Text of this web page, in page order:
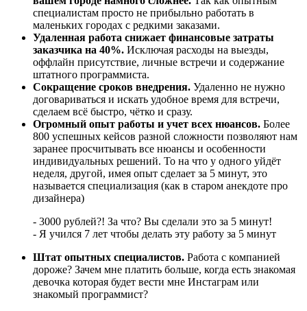
специалистам просто не прибыльно работать в
маленьких городах с редкими заказами.
Удаленная работа снижает финансовые затраты
заказчика на 40%. Исключая расходы на выезды,
оффлайн присутствие, личные встречи и содержание
штатного программиста.
Сокращение сроков внедрения. Удаленно не нужно
договариваться и искать удобное время для встречи,
сделаем всё быстро, чётко и сразу.
Огромный опыт работы и учет всех нюансов. Более
800 успешных кейсов разной сложности позволяют нам
заранее просчитывать все нюансы и особенности
индивидуальных решений. То на что у одного уйдёт
неделя, другой, имея опыт сделает за 5 минут, это
называется специализация (как в старом анекдоте про
дизайнера)
- 3000 рублей?! За что? Вы сделали это за 5 минут!
- Я учился 7 лет чтобы делать эту работу за 5 минут
Штат опытных специалистов. Работа с компанией
дороже? Зачем мне платить больше, когда есть знакомая
девочка которая будет вести мне Инстаграм или
знакомый программист?